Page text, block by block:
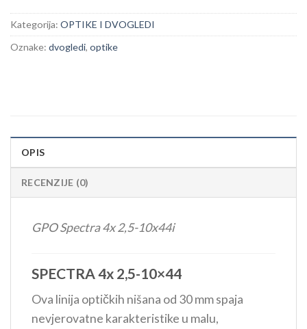
Kategorija: OPTIKE I DVOGLEDI
Oznake: dvogledi, optike
OPIS
RECENZIJE (0)
GPO Spectra 4x 2,5-10x44i
SPECTRA 4x 2,5-10×44
Ova linija optičkih nišana od 30 mm spaja
nevjerovatne karakteristike u malu,